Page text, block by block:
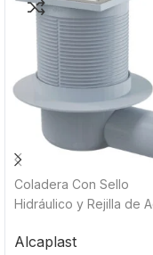
Coladera Con Sello
Hidráulico y Rejilla de
Alcaplast